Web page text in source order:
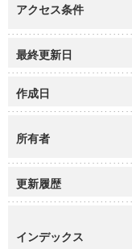
アクセス条件
最終更新日
作成日
所有者
更新履歴
インデックス